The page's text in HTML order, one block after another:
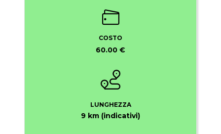
COSTO
60.00 €
LUNGHEZZA
9 km (indicativi)